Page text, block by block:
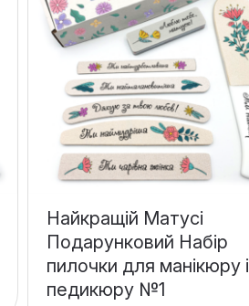
Найкращій Матусі
Подарунковий Набір
пилочки для манікюру і
педикюру №1